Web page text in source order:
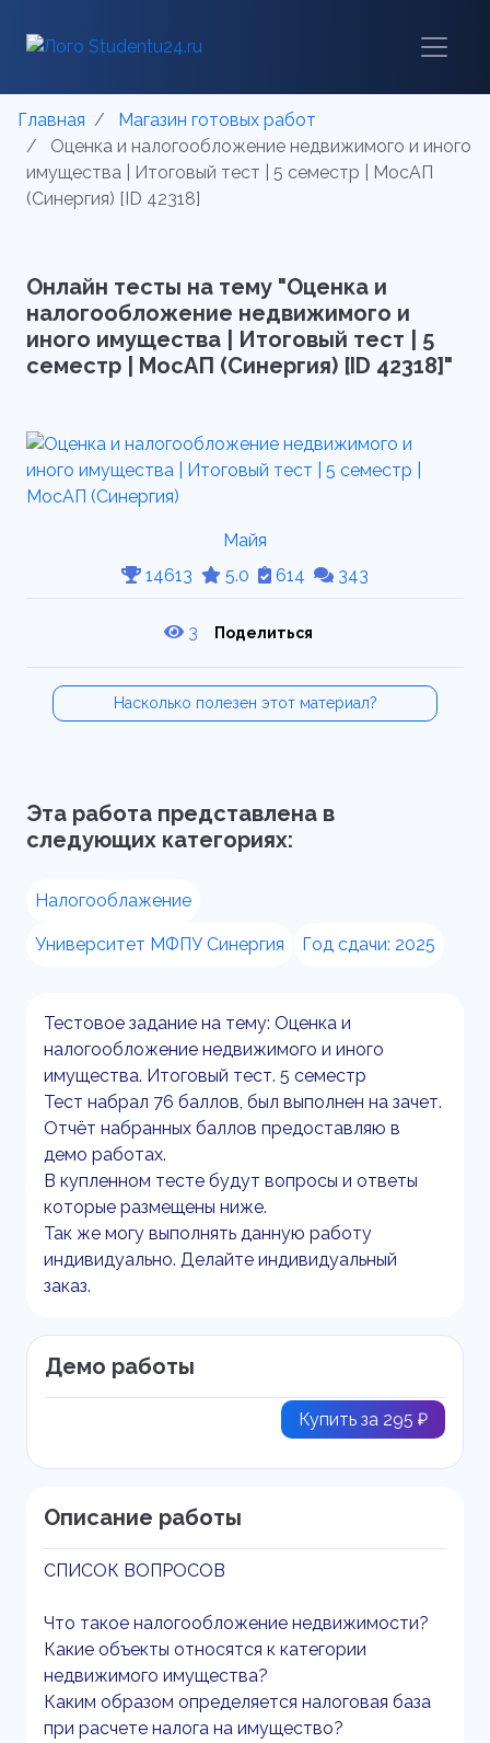
Главная
Магазин готовых работ
Оценка и налогообложение недвижимого и иного
имущества | Итоговый тест | 5 семестр | МосАП
(Синергия) [ID 42318]
Онлайн тесты на тему "Оценка и
налогообложение недвижимого и
иного имущества | Итоговый тест | 5
семестр | МосАП (Синергия) [ID 42318]"
Майя
14613
5.0 614 343
3 Поделиться
Насколько полезен этот материал?
Эта работа представлена в
следующих категориях:
Налогооблажение
Университет МФПУ Синергия Год сдачи: 2025
Тестовое задание на тему: Оценка и
налогообложение недвижимого и иного
имущества. Итоговый тест. 5 семестр
Тест набрал 76 баллов, был выполнен на зачет.
Отчёт набранных баллов предоставляю в
демо работах.
В купленном тесте будут вопросы и ответы
которые размещены ниже.
Так же могу выполнять данную работу
индивидуально. Делайте индивидуальный
заказ.
Демо работы
Купить за 295 ₽
Описание работы
СПИСОК ВОПРОСОВ
Что такое налогообложение недвижимости?
Какие объекты относятся к категории
недвижимого имущества?
Каким образом определяется налоговая база
при расчете налога на имущество?